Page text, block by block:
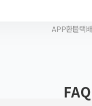
APP환불택배